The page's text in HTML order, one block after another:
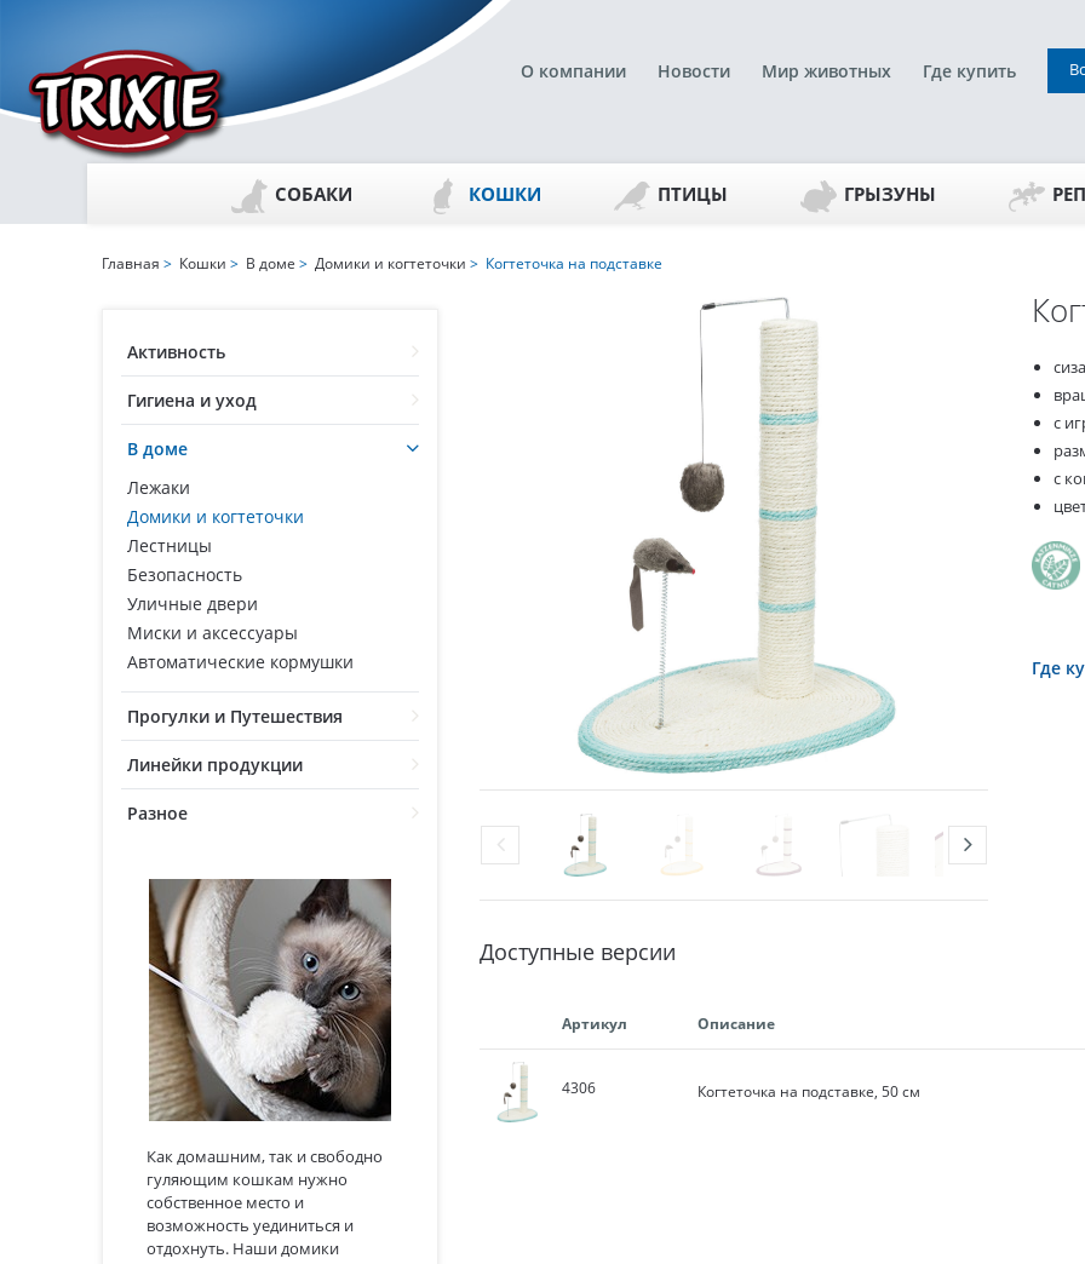
О компании Новости Мир животных Где купить
СОБАКИ КОШКИ ПТИЦЫ ГРЫЗУНЫ
Активность
Гигиена и уход
В доме
Лежаки
Домики и когтеточки
Лестницы
Безопасность
Уличные двери
Миски и аксессуары
Автоматические кормушки
Прогулки и Путешествия
Линейки продукции
Разное
Как домашним, так и свободно
гуляющим кошкам нужно
собственное место и
возможность уединиться и
отдохнуть. Наши домики
Главная > Кошки > В доме > Домики и когтеточки > Когтеточка на подставке
с
с
Где
Доступные версии
Артикул Описание
4306 Когтеточка на подставке, 50 см